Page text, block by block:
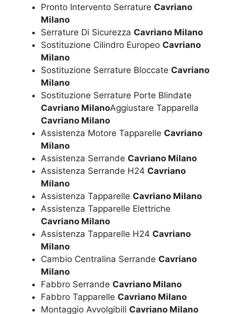
Pronto Intervento Serrature Cavriano
Milano
Serrature Di Sicurezza Cavriano Milano
Sostituzione Cilindro Europeo Cavriano
Milano
Sostituzione Serrature Bloccate Cavriano
Milano
Sostituzione Serrature Porte Blindate
Cavriano MilanoAggiustare Tapparella
Cavriano Milano
Assistenza Motore Tapparelle Cavriano
Milano
Assistenza Serrande Cavriano Milano
Assistenza Serrande H24 Cavriano
Milano
Assistenza Tapparelle Cavriano Milano
Assistenza Tapparelle Elettriche
Cavriano Milano
Assistenza Tapparelle H24 Cavriano
Milano
Cambio Centralina Serrande Cavriano
Milano
Fabbro Serrande Cavriano Milano
Fabbro Tapparelle Cavriano Milano
Montaggio Avvolgibili Cavriano Milano